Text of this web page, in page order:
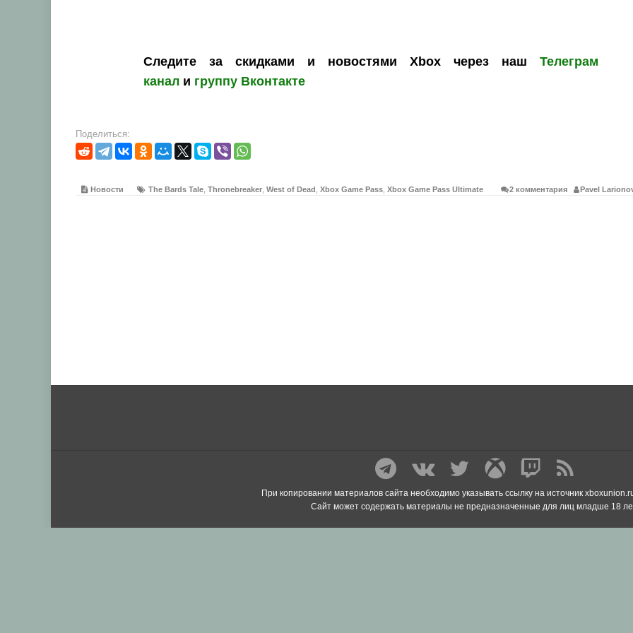
Следите за скидками и новостями Xbox через нашТелеграм
канали группу Вконтакте
Поделиться:
Новости The Bards Tale Thronebreaker West of Dead Xbox Game Pass Xbox Game Pass Ultimate 2 комментария Pavel
При копировании материалов сайта необходимо указывать ссылку на источник
Сайт может содержать материалы не предназначенные для лиц младше 18